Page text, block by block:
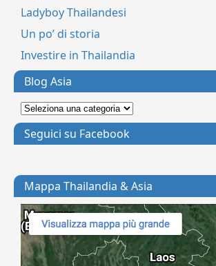
Ladyboy Thailandesi
Un po’ di storia
Investire in Thailandia
Blog Asia
Seguici su Facebook
Mappa Thailandia & Asia